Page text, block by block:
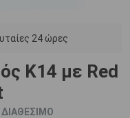
24 ώρες
Κ14 με Red